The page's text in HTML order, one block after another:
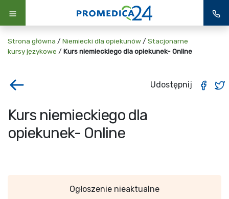
Strona główna / Niemiecki dla opiekunów / Stacjonarne
kursy językowe / Kurs niemieckiego dla opiekunek- Online
Udostępnij
Kurs niemieckiego dla
opiekunek- Online
Ogłoszenie nieaktualne